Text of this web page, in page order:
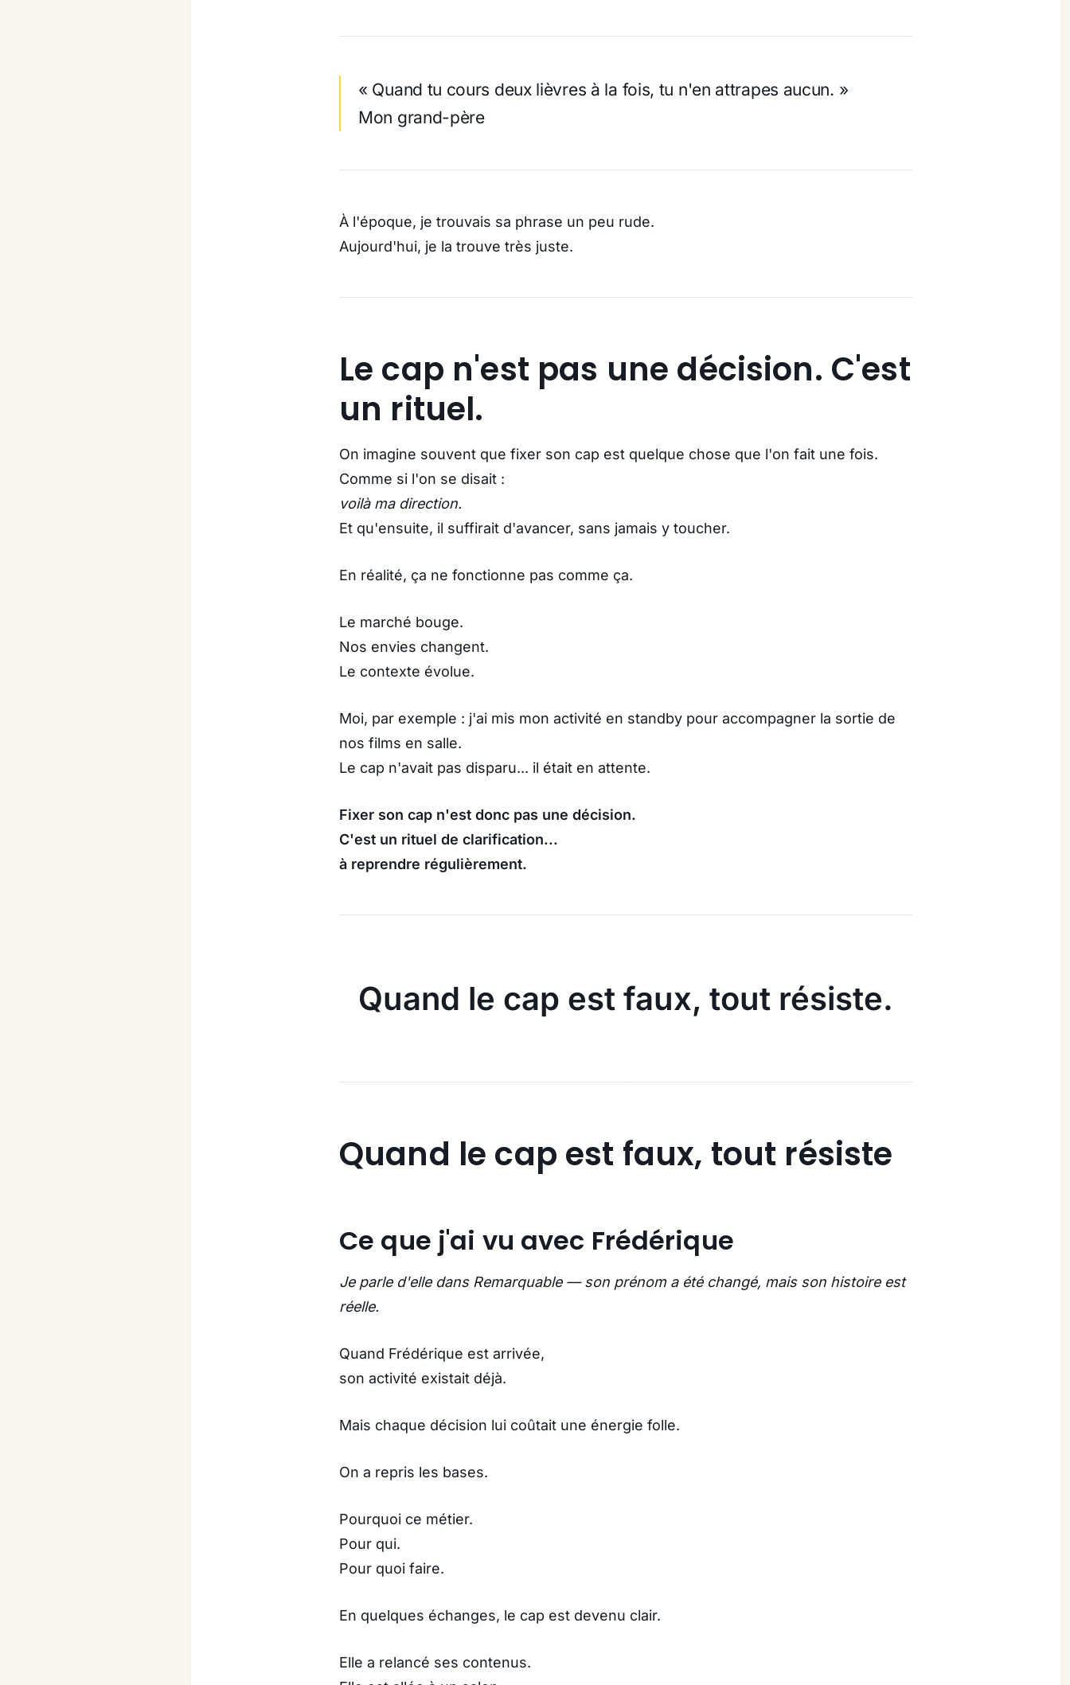
« Quand tu cours deux lièvres à la fois, tu n'en attrapes aucun. »
Mon grand-père
À l'époque, je trouvais sa phrase un peu rude.
Aujourd'hui, je la trouve très juste.
Le cap n'est pas une décision. C'est
un rituel.
On imagine souvent que fixer son cap est quelque chose que l'on fait une fois.
Comme si l'on se disait :
voilà ma direction.
Et qu'ensuite, il suffirait d'avancer, sans jamais y toucher.
En réalité, ça ne fonctionne pas comme ça.
Le marché bouge.
Nos envies changent.
Le contexte évolue.
Moi, par exemple : j'ai mis mon activité en standby pour accompagner la sortie de
nos films en salle.
Le cap n'avait pas disparu... il était en attente.
Fixer son cap n'est donc pas une décision.
C'est un rituel de clarification...
à reprendre régulièrement.
Quand le cap est faux, tout résiste.
Quand le cap est faux, tout résiste
Ce que j'ai vu avec Frédérique
Je parle d'elle dans Remarquable — son prénom a été changé, mais son histoire est
réelle.
Quand Frédérique est arrivée,
son activité existait déjà.
Mais chaque décision lui coûtait une énergie folle.
On a repris les bases.
Pourquoi ce métier.
Pour qui.
Pour quoi faire.
En quelques échanges, le cap est devenu clair.
Elle a relancé ses contenus.